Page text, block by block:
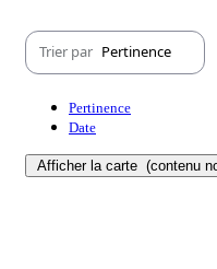
Trier par Pertinence
Pertinence
Date
Afficher la carte (contenu